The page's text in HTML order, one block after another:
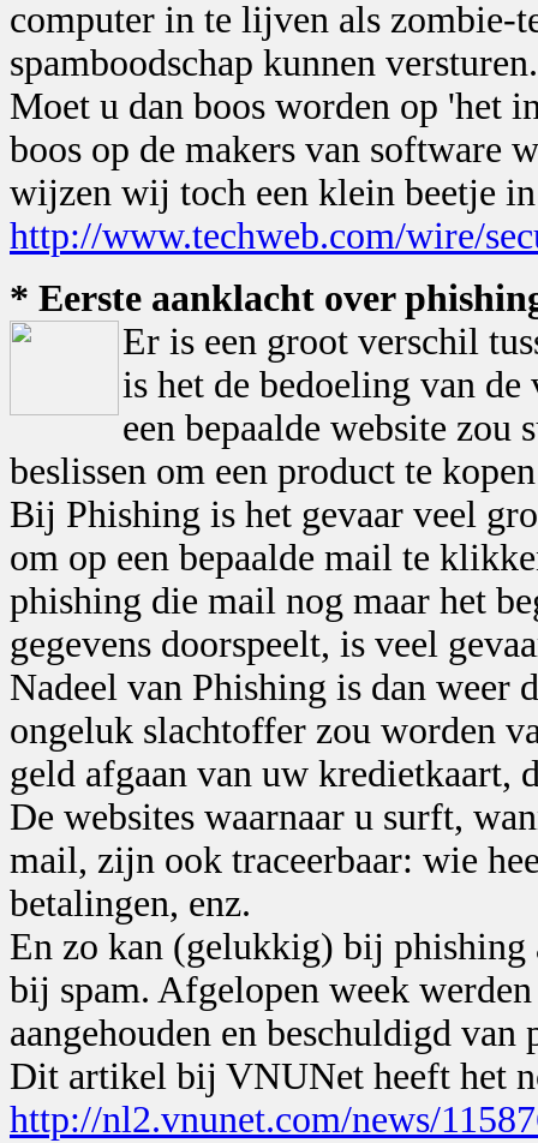
computer in te lijven als zombie-
spamboodschap kunnen versturen.
Moet u dan boos worden op 'het
boos op de makers van software
wijzen wij toch een klein beetje
http://www.techweb.com/wire/
* Eerste aanklacht over
Er is een groot verschil
is het de bedoeling van
een bepaalde website zou
beslissen om een product te
Bij Phishing is het gevaar veel
om op een bepaalde mail te
phishing die mail nog maar het
gegevens doorspeelt, is veel
Nadeel van Phishing is dan weer
ongeluk slachtoffer zou worden
geld afgaan van uw kredietkaart,
De websites waarnaar u surft,
mail, zijn ook traceerbaar: wie
betalingen, enz.
En zo kan (gelukkig) bij phishing
bij spam. Afgelopen week
aangehouden en beschuldigd
Dit artikel bij VNUNet heeft het
http://nl2.vnunet.com/news/